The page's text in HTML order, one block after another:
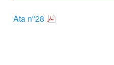
Ata nº28